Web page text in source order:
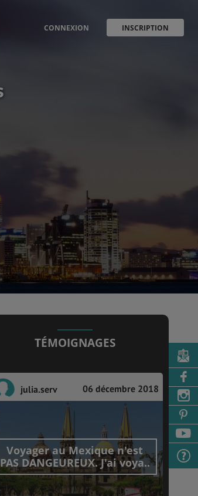
CONNEXION INSCRIPTION
TÉMOIGNAGES
julia.serv 06 décembre 2018
Voyager au Mexique n'est
PAS DANGEUREUX. J'ai voya..